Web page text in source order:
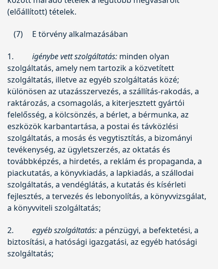
(előállított) tételek.
(7) E törvény alkalmazásában
1. igénybe vett szolgáltatás:minden olyan
szolgáltatás, amely nem tartozik a közvetített
szolgáltatás, illetve az egyéb szolgáltatás közé;
különösen az utazásszervezés, a szállítás-rakodás, a
raktározás, a csomagolás, a kiterjesztett gyártói
felelősség, a kölcsönzés, a bérlet, a bérmunka, az
eszközök karbantartása, a postai és távközlési
szolgáltatás, a mosás és vegytisztítás, a bizományi
tevékenység, az ügyletszerzés, az oktatás és
továbbképzés, a hirdetés, a reklám és propaganda, a
piackutatás, a könyvkiadás, a lapkiadás, a szállodai
szolgáltatás, a vendéglátás, a kutatás és kísérleti
fejlesztés, a tervezés és lebonyolítás, a könyvvizsgálat,
a könyvviteli szolgáltatás;
2. egyéb szolgáltatás:a pénzügyi, a befektetési, a
biztosítási, a hatósági igazgatási, az egyéb hatósági
szolgáltatás;